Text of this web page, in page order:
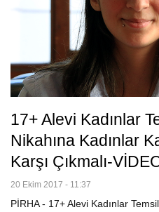
17+ Alevi Kadınlar
Nikahına Kadınlar
Karşı Çıkmalı-
20 Ekim 2017 - 11:37
PİRHA - 17+ Alevi Kadınlar